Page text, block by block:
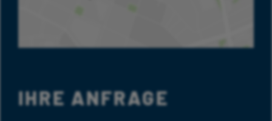
IHRE ANFRAGE